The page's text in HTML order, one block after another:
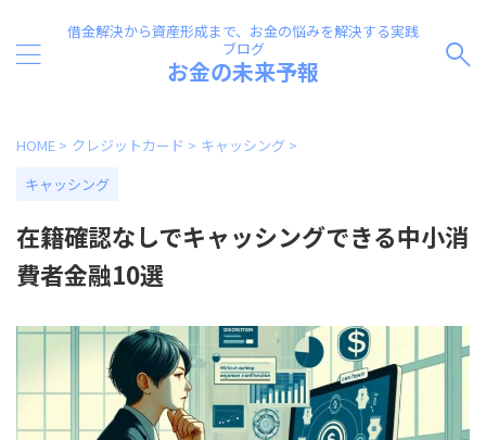
借金解決から資産形成まで、お金の悩みを解決する実践
ブログ
お金の未来予報
HOME > クレジットカード > キャッシング >
キャッシング
在籍確認なしでキャッシングできる中小消
費者金融10選